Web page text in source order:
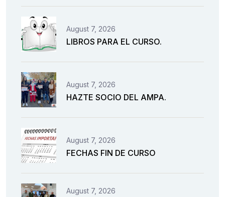
August 7, 2026
LIBROS PARA EL CURSO.
August 7, 2026
HAZTE SOCIO DEL AMPA.
August 7, 2026
FECHAS FIN DE CURSO
August 7, 2026